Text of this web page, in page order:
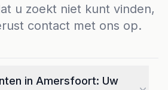
u zoekt niet kunt vinden,
contact met ons op.
in Amersfoort: Uw